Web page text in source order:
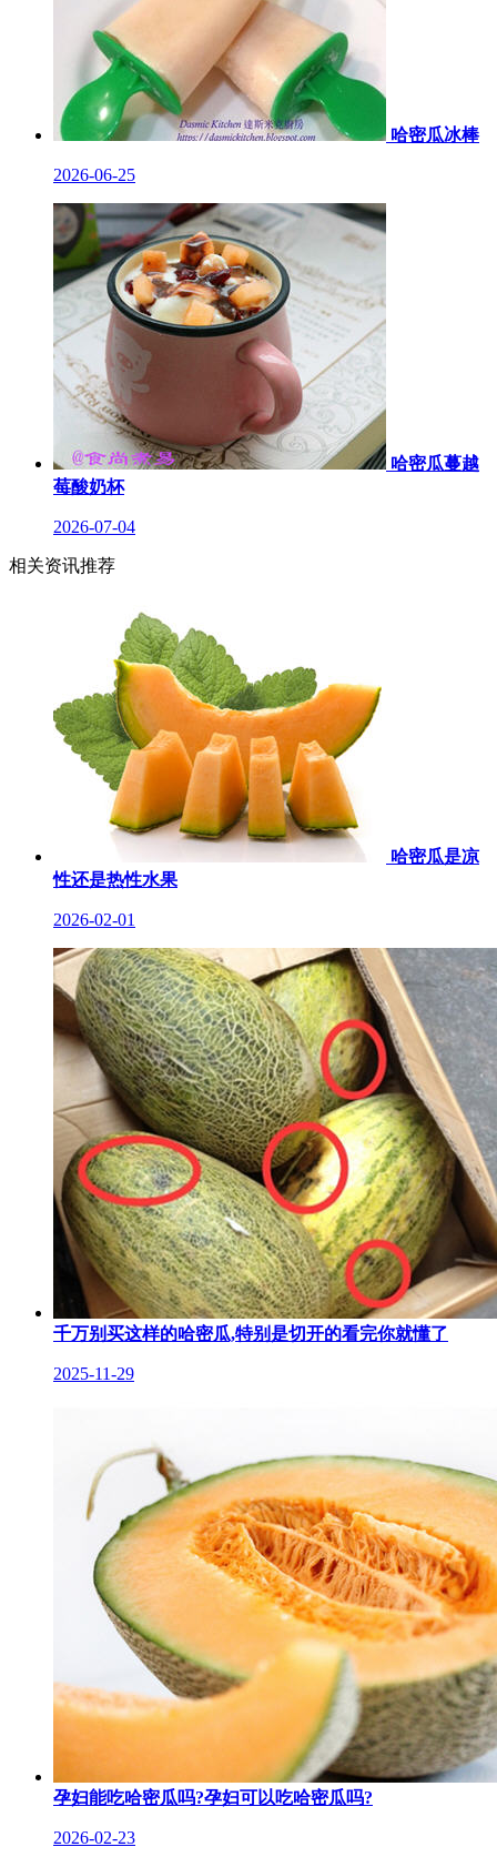
哈密瓜冰棒
2026-06-25
哈密瓜蔓越
莓酸奶杯
2026-07-04
相关资讯推荐
哈密瓜是凉
性还是热性水果
2026-02-01
千万别买这样的哈密瓜,特别是切开的看完你就懂了
2025-11-29
孕妇能吃哈密瓜吗?孕妇可以吃哈密瓜吗?
2026-02-23